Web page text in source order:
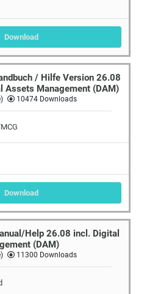
Download
/ Hilfe Version 26.08
Assets Management (DAM)
10474 Downloads
Download
Help 26.08 incl. Digital
(DAM)
11300 Downloads